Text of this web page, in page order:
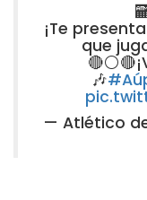
¡Te
que
🎶
— Atlético